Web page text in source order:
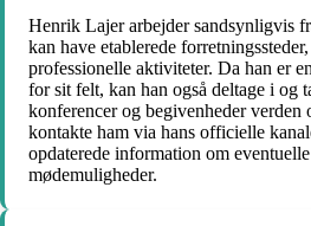
Henrik Lajer arbejder sandsynligvis
kan have etablerede
professionelle aktiviteter. Da han er
for sit felt, kan han også deltage i og
konferencer og begivenheder verden
kontakte ham via hans officielle
opdaterede information om
mødemuligheder.